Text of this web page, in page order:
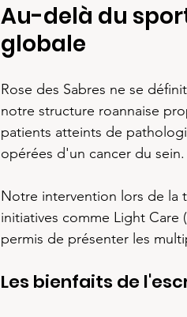
Au-delà du
globale
Rose des Sabres ne se
notre structure roannaise
patients atteints de
opérées d'un cancer du sein.
Notre intervention lors de la
initiatives comme Light Care
permis de présenter les
Les bienfaits de